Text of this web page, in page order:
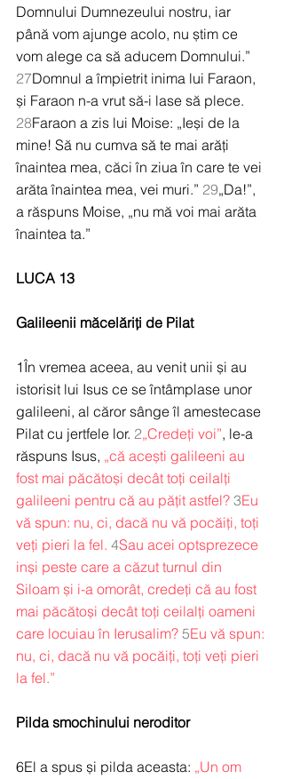
Domnului Dumnezeului nostru, iar
până vom ajunge acolo, nu știm ce
vom alege ca să aducem Domnului.”
27Domnul a împietrit inima lui Faraon,
și Faraon n-a vrut să-i lase să plece.
28Faraon a zis lui Moise: „Ieși de la
mine! Să nu cumva să te mai arăți
înaintea mea, căci în ziua în care te vei
arăta înaintea mea, vei muri.” 29„Da!”,
a răspuns Moise, „nu mă voi mai arăta
înaintea ta.”
LUCA 13
Galileenii măcelăriți de Pilat
1În vremea aceea, au venit unii și au
istorisit lui Isus ce se întâmplase unor
galileeni, al căror sânge îl amestecase
Pilat cu jertfele lor. 2„Credeți voi”, le-a
răspuns Isus, „că acești galileeni au
fost mai păcătoși decât toți ceilalți
galileeni pentru că au pățit astfel? 3Eu
vă spun: nu, ci, dacă nu vă pocăiți, toți
veți pieri la fel. 4Sau acei optsprezece
inși peste care a căzut turnul din
Siloam și i-a omorât, credeți că au fost
mai păcătoși decât toți ceilalți oameni
care locuiau în Ierusalim? 5Eu vă spun:
nu, ci, dacă nu vă pocăiți, toți veți pieri
la fel.”
Pilda smochinului neroditor
6El a spus și pilda aceasta: „Un om